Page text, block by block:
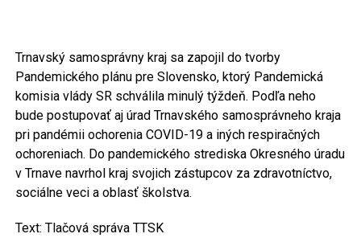
Trnavský samosprávny kraj sa zapojil do tvorby
Pandemického plánu pre Slovensko, ktorý Pandemická
komisia vlády SR schválila minulý týždeň. Podľa neho
bude postupovať aj úrad Trnavského samosprávneho kraja
pri pandémii ochorenia COVID-19 a iných respiračných
ochoreniach. Do pandemického strediska Okresného úradu
v Trnave navrhol kraj svojich zástupcov za zdravotníctvo,
sociálne veci a oblasť školstva.
Text: Tlačová správa TTSK